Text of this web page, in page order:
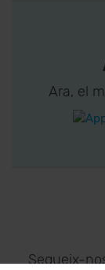
Ara, el
Segueix-